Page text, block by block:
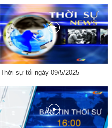
Thời sự tối ngày 09/5/2025